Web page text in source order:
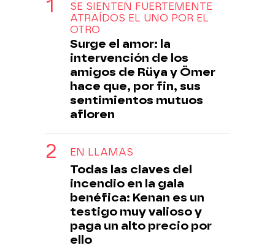
SE SIENTEN FUERTEMENTE
ATRAÍDOS EL UNO POR EL
OTRO
Surge el amor: la
intervención de los
amigos de Rüya y Ömer
hace que, por fin, sus
sentimientos mutuos
afloren
EN LLAMAS
Todas las claves del
incendio en la gala
benéfica: Kenan es un
testigo muy valioso y
paga un alto precio por
ello